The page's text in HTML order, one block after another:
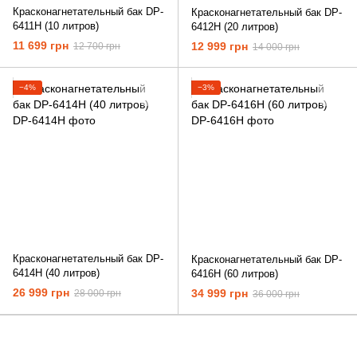
Красконагнетательный бак DP-
6411H (10 литров)
11 699 грн 12 700 грн
Красконагнетательный бак DP-
6412H (20 литров)
12 999 грн 14 000 грн
−4%
Красконагнетательный бак DP-
6414H (40 литров)
26 999 грн 28 000 грн
−3%
Красконагнетательный бак DP-
6416H (60 литров)
34 999 грн 36 000 грн